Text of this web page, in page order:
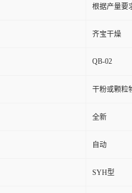
根据产量要
齐宝干燥
QB-02
干粉或颗粒
全新
自动
SYH型